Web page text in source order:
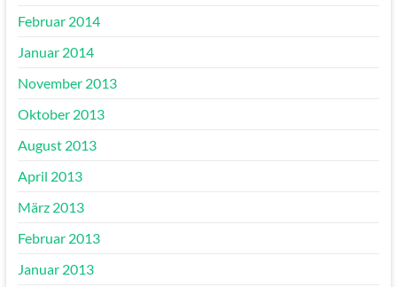
Februar 2014
Januar 2014
November 2013
Oktober 2013
August 2013
April 2013
März 2013
Februar 2013
Januar 2013